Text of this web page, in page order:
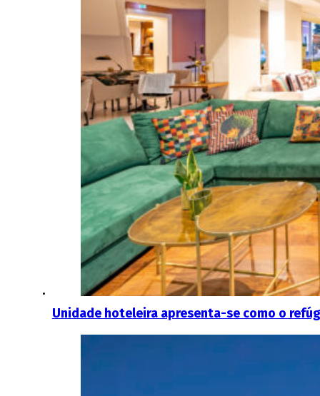
Unidade hoteleira apresenta-se como o